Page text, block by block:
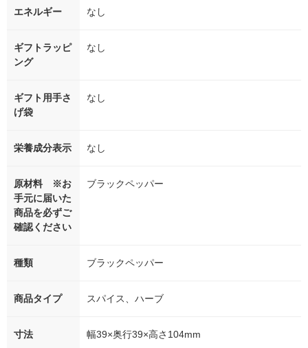
エネルギー なし
ギフトラッピ
ング
なし
ギフト用手さ
げ袋
なし
栄養成分表示 なし
原材料 ※お
手元に届いた
商品を必ずご
確認ください
ブラックペッパー
種類 ブラックペッパー
商品タイプ スパイス、ハーブ
寸法 幅39×奥行39×高さ104mm